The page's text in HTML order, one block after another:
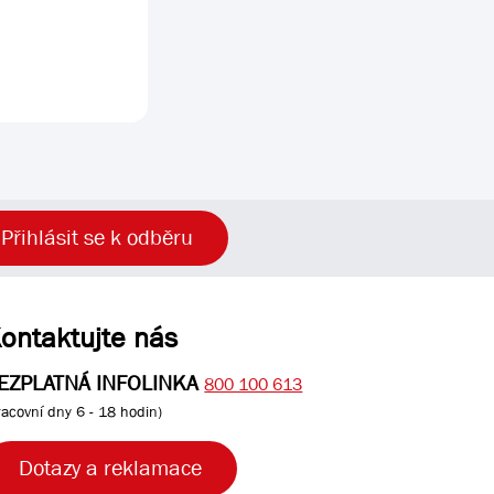
Přihlásit se k odběru
nás
INFOLINKA 800 100 613
dny 6 - 18 hodin)
Dotazy a reklamace